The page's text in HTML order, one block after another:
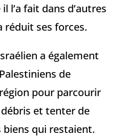
l’a fait dans d’autres
réduit ses forces.
a également
de
pour parcourir
et tenter de
qui restaient.